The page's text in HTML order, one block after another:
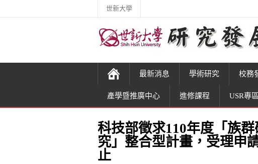
世新大學
最新消息 學術研究 校務
產學暨推廣中心 進修課程 USR專區
科技部徵求110年度「族
究」整合型計畫，受理申
止